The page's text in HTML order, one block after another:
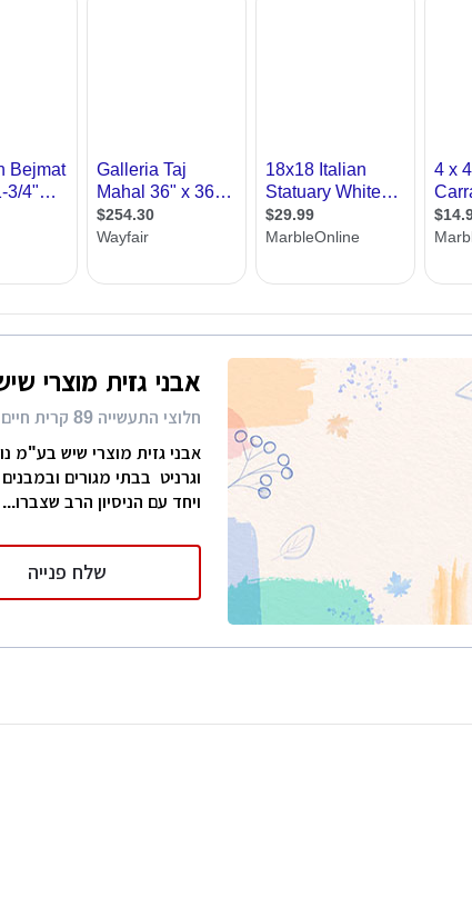
עיצוב דירת קבלן
עיצוב חנויות
אבני גזית מוצרי
חלוצי התעשייה 89 קרית חיים 26294
ויחד עם הניסיון הרב שצברו...
שלח פנייה